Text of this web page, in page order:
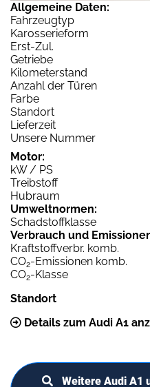
Allgemeine Daten:
Fahrzeugtyp
Karosserieform
Erst-Zul.
Getriebe
Kilometerstand
Anzahl der Türen
Farbe
Standort
Lieferzeit
Unsere Nummer
Motor:
kW / PS
Treibstoff
Hubraum
Umweltnormen:
Schadstoffklasse
Verbrauch und
Kraftstoffverbr. komb.
CO2-Emissionen komb.
CO2-Klasse
Standort
Details zum Audi A1
Weitere Audi A1